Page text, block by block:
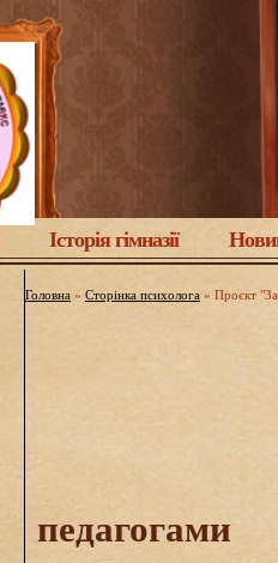
Історія гімназії
Головна » Сторінка психолога » Проєкт
педагогами